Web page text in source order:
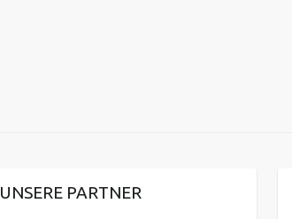
UNSERE PARTNER